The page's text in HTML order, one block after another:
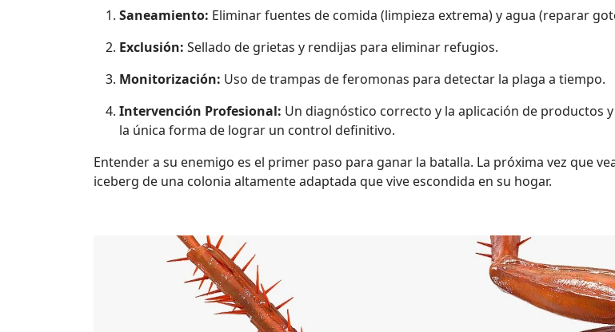
Saneamiento: Eliminar fuentes de comida (limpieza extrema) y agua (reparar
Exclusión: Sellado de grietas y rendijas para eliminar refugios.
Monitorización: Uso de trampas de feromonas para detectar la plaga a tiempo.
Intervención Profesional: Un diagnóstico correcto y la aplicación de productos
la única forma de lograr un control definitivo.
Entender a su enemigo es el primer paso para ganar la batalla. La próxima vez que
iceberg de una colonia altamente adaptada que vive escondida en su hogar.